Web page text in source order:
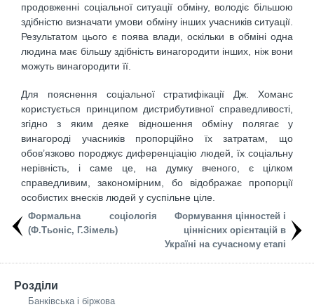
продовженні соціальної ситуації обміну, володіє більшою
здібністю визначати умови об­міну інших учасників ситуації.
Результатом цього є поява влади, оскільки в обміні одна
людина має більшу здібність винагородити інших, ніж вони
можуть винагородити її.
Для пояснення соціальної стратифікації Дж. Хоманс
користується принципом дистрибутивної справедливості,
згідно з яким деяке відношення обміну полягає у
винагороді учасників пропорційно їх затратам, що
обов’язково породжує диференціацію людей, їх соціальну
нерівність, і саме це, на думку вченого, є цілком
справедливим, закономірним, бо відображає пропорції
особистих внесків людей у суспільне ціле.
Формальна соціологія
(Ф.Тьоніс, Г.Зімель)
Формування цінностей і
ціннісних орієнтацій в
Україні на сучасному етапі
Розділи
Банківська і біржова